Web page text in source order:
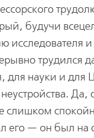
будучи
исследователя и
трудился
для науки и для
Да,
слишком
его — он был на